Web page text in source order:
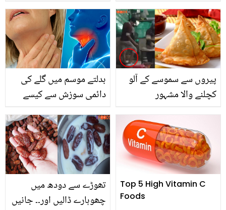
مسائل کے علاج کے لئے
استعمال کیا جا سکتا ہے
بدلتے موسم میں گلے کی
دائمی سوزش سے کیسے
سوزش دور کرنے کے آسان
گھریلو ٹوٹکے
پیروں سے سموسے کے آلو
کچلنے والا مشہور
کھانے کے شوقین افراد کو
یہ ویڈیو غصے میں مبتلا
کردے گی
تھوڑے سے دودھ میں
چھوہارے ڈالیں اور۔۔ جانیں
Top 5 High Vitamin C
Foods